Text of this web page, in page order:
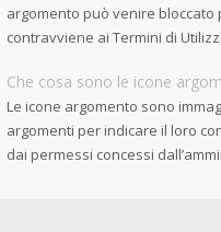
argomento può venire bloccato
contravviene ai Termini di
Che cosa sono le icone
Le icone argomento sono
argomenti per indicare il loro
dai permessi concessi